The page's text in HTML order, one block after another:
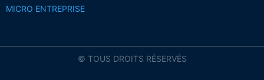
MICRO ENTREPRISE
© TOUS DROITS RÉSERVÉS